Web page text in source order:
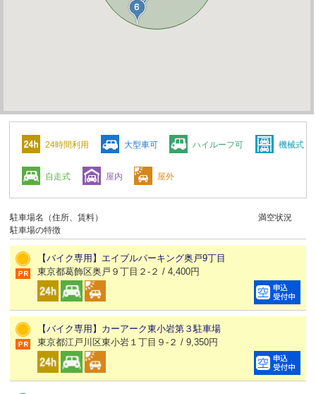
24時間利用 大型車可 ハイルーフ可 機械式
自走式 屋内 屋外
駐車場名（住所、賃料）
駐車場の特徴
満空状況
【バイク専用】エイブルパーキング奥戸9丁目
東京都葛飾区奥戸９丁目２-２ / 4,400円
【バイク専用】カーアーク東小岩第３駐車場
東京都江戸川区東小岩１丁目９-２ / 9,350円